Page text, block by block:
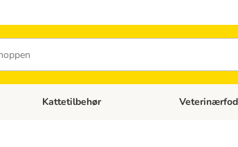
Åben kategori menu: Kattefoder
Kattetilbehør Åben kategori